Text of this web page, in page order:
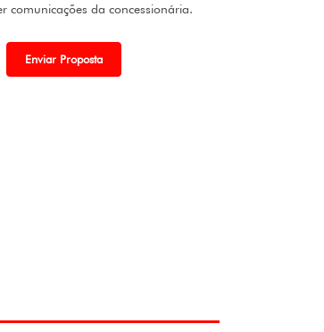
comunicações da concessionária.
Enviar Proposta